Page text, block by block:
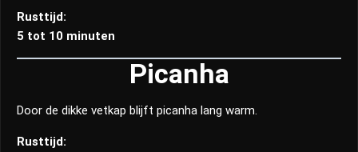
Rusttijd:
5 tot 10 minuten
Picanha
Door de dikke vetkap blijft picanha lang warm.
Rusttijd: